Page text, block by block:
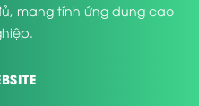
mang tính ứng dụng cao